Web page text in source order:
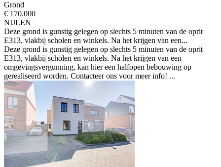
Grond
€ 170.000
NIJLEN
Deze grond is gunstig gelegen op slechts 5 minuten van de oprit
E313, vlakbij scholen en winkels. Na het krijgen van een...
Deze grond is gunstig gelegen op slechts 5 minuten van de oprit
E313, vlakbij scholen en winkels. Na het krijgen van een
omgevingsvergunning, kan hier een halfopen bebouwing op
gerealiseerd worden. Contacteer ons voor meer info! ...